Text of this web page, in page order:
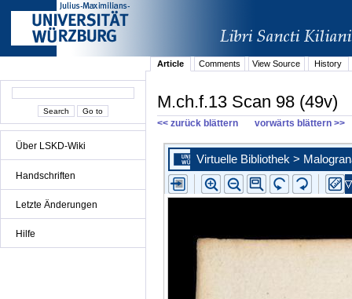
Über LSKD-Wiki
Handschriften
Letzte Änderungen
Hilfe
Article Comments View Source History
M.ch.f.13 Scan 98 (49v)
<< zurück blättern vorwärts blättern >>